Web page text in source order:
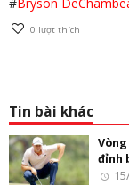
0 lượt thích
Tin bài khác
đỉnh